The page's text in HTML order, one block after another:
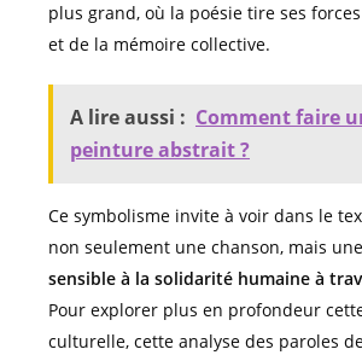
plus grand, où la poésie tire ses
et de la mémoire collective.
A lire aussi : Comment faire
peinture abstrait ?
Ce symbolisme invite à voir dans le
non seulement une chanson, mais une
sensible à la solidarité humaine à
Pour explorer plus en profondeur
culturelle, cette analyse des paroles